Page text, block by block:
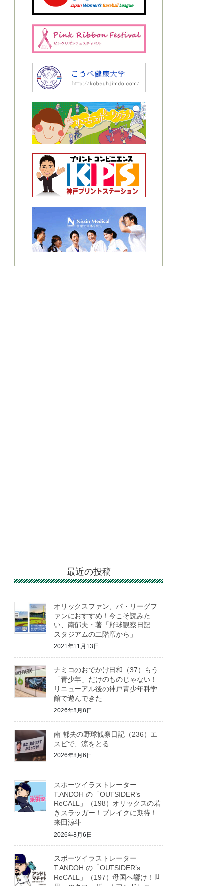
最近の投稿
オリックスファン、パ・リーグフ
ァンにおすすめ！今こそ読みた
い、南郁夫・著「野球観察日記
スタジアムの二階席から」
2021年11月13日
ナミコのおでかけ日和（37）もう
「青少年」だけのものじゃない！
リニューアル後の神戸青少年科学
館で遊んできた
2026年8月8日
南 郁夫の野球観察日記（236）エ
スピで、涼をとる
2026年8月6日
スポーツイラストレーター
T.ANDOH の「OUTSIDER’s
ReCALL」（198）オリックスの若
きスラッガー！ブレイクに期待！
来田涼斗
2026年8月6日
スポーツイラストレーター
T.ANDOH の「OUTSIDER’s
ReCALL」（197）母国へ響け！世